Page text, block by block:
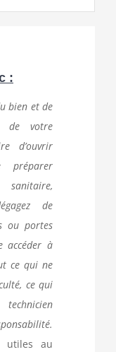
:
bien et de
de votre
d’ouvrir
sanitaire,
de
ou portes
accéder à
ce qui ne
ce qui
utiles au